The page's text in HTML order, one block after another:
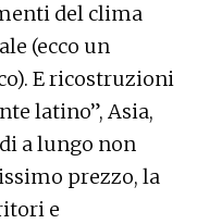
del clima
(ecco un
E ricostruzioni
latino”, Asia,
a lungo non
prezzo, la
e